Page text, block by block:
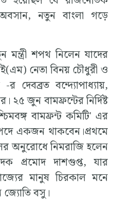
অবসান, নতুন বাংলা গড়ে
শপথ নিলেন যাদের
নেতা বিনয় চৌধুরী ও
র দেবব্রত বন্দ্যোপাধ্যায়,
জুন বামফ্রন্টের নির্দিষ্ট
বামফ্রন্ট কমিটি' এর
একজন থাকবেন।প্রথমে
অনুরোধে নিমরাজি হলেন
প্রমোদ দাশগুপ্ত, যার
মানুষ চিরকাল মনে
জ্যোতি বসু।